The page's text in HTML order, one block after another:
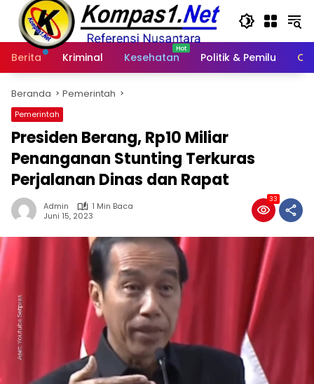
Langsung
konten
Berita
Kriminal Kesehatan Politik & Pemilu
Beranda Pemerintah
Pemerintah
Presiden Berang, Rp10 Miliar
Penanganan Stunting Terkuras
Perjalanan Dinas dan Rapat
Admin
1 Min Baca
Juni 15, 2023
33